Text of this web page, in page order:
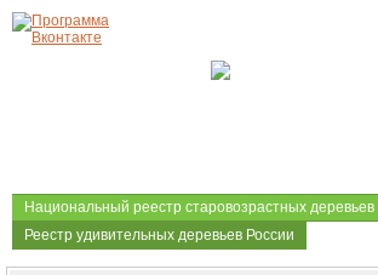
Национальный реестр старовозрастных деревьев
Реестр удивительных деревьев России